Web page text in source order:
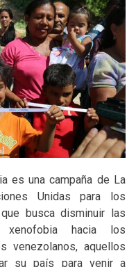
es una campaña de La
Unidas para los
busca disminuir las
xenofobia hacia los
venezolanos, aquellos
su país para venir a